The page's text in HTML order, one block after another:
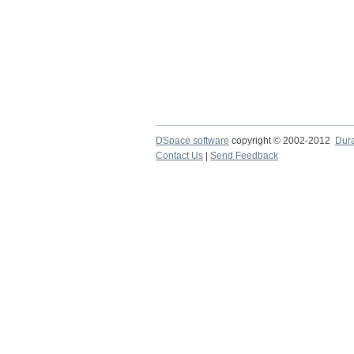
DSpace software copyright © 2002-2012
Contact Us
Send Feedback